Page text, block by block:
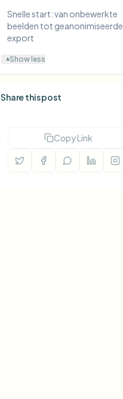
Snelle start: van onbewerkte
beelden tot geanonimiseerde
export
▾Show less
Share this post
Copy Link